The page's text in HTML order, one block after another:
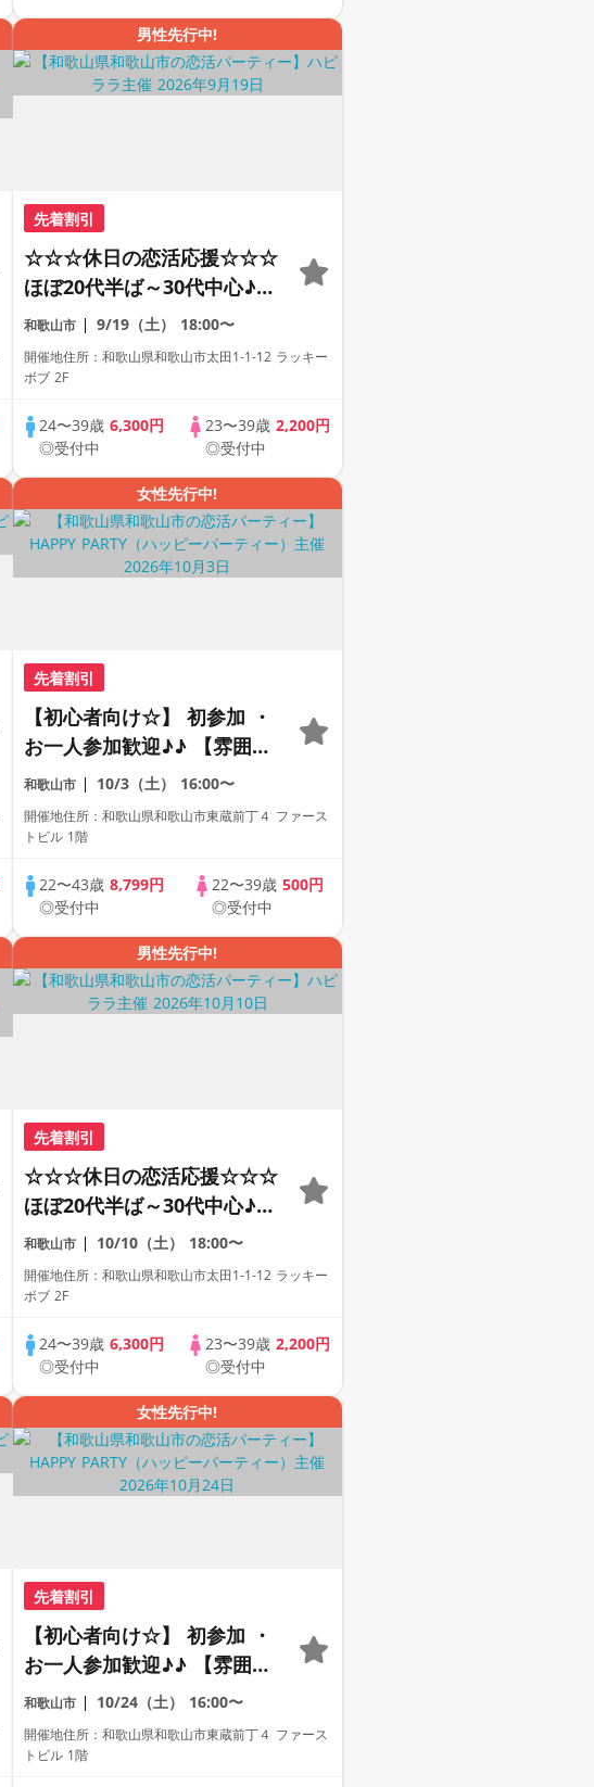
男性先行中!
先着割引
☆☆☆休日の恋活応援☆☆☆
ほぼ20代半ば～30代中心♪♪
理想の年の差♪♪ カジュアル
な出会いパーティー♪♪ カフ
ェやランチデートに行ってみ
ドつき♪♪ 連絡先交換自由♪♪
和歌山市 9/19（土） 18:00〜
開催地住所：和歌山県和歌山市太田1-1-12 ラッキー
ボブ 2F
24〜39歳 6,300円
◎受付中
23〜39歳 2,200円
◎受付中
女性先行中!
先着割引
【初心者向け☆】 初参加 ・
お一人参加歓迎♪♪ 【雰囲気
がわかる動画紹介中】週末プ
レミアム街コン
和歌山市 10/3（土） 16:00〜
開催地住所：和歌山県和歌山市東蔵前丁４ ファース
トビル 1階
22〜43歳 8,799円
◎受付中
22〜39歳 500円
◎受付中
男性先行中!
先着割引
☆☆☆休日の恋活応援☆☆☆
ほぼ20代半ば～30代中心♪♪
理想の年の差♪♪ カジュアル
な出会いパーティー♪♪ カフ
ェやランチデートに行ってみ
ドつき♪♪ 連絡先交換自由♪♪
和歌山市 10/10（土） 18:00〜
開催地住所：和歌山県和歌山市太田1-1-12 ラッキー
ボブ 2F
24〜39歳 6,300円
◎受付中
23〜39歳 2,200円
◎受付中
女性先行中!
先着割引
【初心者向け☆】 初参加 ・
お一人参加歓迎♪♪ 【雰囲気
がわかる動画紹介中】週末プ
レミアム街コン
和歌山市 10/24（土） 16:00〜
開催地住所：和歌山県和歌山市東蔵前丁４ ファース
トビル 1階